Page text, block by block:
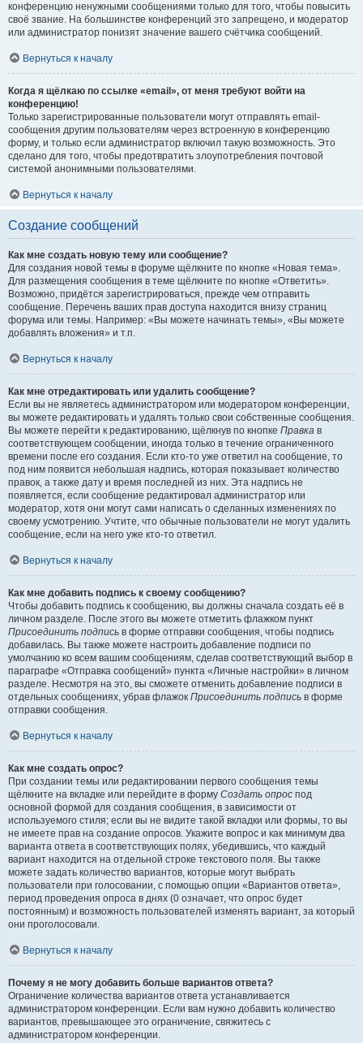
конференцию ненужными сообщениями только для того, чтобы повысить
своё звание. На большинстве конференций это запрещено, и модератор
или администратор понизят значение вашего счётчика сообщений.
Вернуться к началу
Когда я щёлкаю по ссылке «email», от меня требуют войти на
конференцию!
Только зарегистрированные пользователи могут отправлять email-
сообщения другим пользователям через встроенную в конференцию
форму, и только если администратор включил такую возможность. Это
сделано для того, чтобы предотвратить злоупотребления почтовой
системой анонимными пользователями.
Вернуться к началу
Создание сообщений
Как мне создать новую тему или сообщение?
Для создания новой темы в форуме щёлкните по кнопке «Новая тема».
Для размещения сообщения в теме щёлкните по кнопке «Ответить».
Возможно, придётся зарегистрироваться, прежде чем отправить
сообщение. Перечень ваших прав доступа находится внизу страниц
форума или темы. Например: «Вы можете начинать темы», «Вы можете
добавлять вложения» и т.п.
Вернуться к началу
Как мне отредактировать или удалить сообщение?
Если вы не являетесь администратором или модератором конференции,
вы можете редактировать и удалять только свои собственные сообщения.
Вы можете перейти к редактированию, щёлкнув по кнопке Правка в
соответствующем сообщении, иногда только в течение ограниченного
времени после его создания. Если кто-то уже ответил на сообщение, то
под ним появится небольшая надпись, которая показывает количество
правок, а также дату и время последней из них. Эта надпись не
появляется, если сообщение редактировал администратор или
модератор, хотя они могут сами написать о сделанных изменениях по
своему усмотрению. Учтите, что обычные пользователи не могут удалить
сообщение, если на него уже кто-то ответил.
Вернуться к началу
Как мне добавить подпись к своему сообщению?
Чтобы добавить подпись к сообщению, вы должны сначала создать её в
личном разделе. После этого вы можете отметить флажком пункт
Присоединить подпись в форме отправки сообщения, чтобы подпись
добавилась. Вы также можете настроить добавление подписи по
умолчанию ко всем вашим сообщениям, сделав соответствующий выбор в
параграфе «Отправка сообщений» пункта «Личные настройки» в личном
разделе. Несмотря на это, вы сможете отменить добавление подписи в
отдельных сообщениях, убрав флажок Присоединить подпись в форме
отправки сообщения.
Вернуться к началу
Как мне создать опрос?
При создании темы или редактировании первого сообщения темы
щёлкните на вкладке или перейдите в форму Создать опрос под
основной формой для создания сообщения, в зависимости от
используемого стиля; если вы не видите такой вкладки или формы, то вы
не имеете прав на создание опросов. Укажите вопрос и как минимум два
варианта ответа в соответствующих полях, убедившись, что каждый
вариант находится на отдельной строке текстового поля. Вы также
можете задать количество вариантов, которые могут выбрать
пользователи при голосовании, с помощью опции «Вариантов ответа»,
период проведения опроса в днях (0 означает, что опрос будет
постоянным) и возможность пользователей изменять вариант, за который
они проголосовали.
Вернуться к началу
Почему я не могу добавить больше вариантов ответа?
Ограничение количества вариантов ответа устанавливается
администратором конференции. Если вам нужно добавить количество
вариантов, превышающее это ограничение, свяжитесь с
администратором конференции.